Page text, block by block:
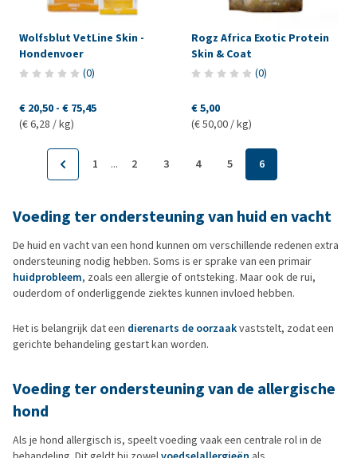
Wolfsblut VetLine Skin -
Hondenvoer
(0)
€ 20,50 - € 75,45
(€ 6,28 / kg)
Rogz Africa Exotic Protein
Skin & Coat
(0)
€ 5,00
(€ 50,00 / kg)
1 ... 2 3 4 5 6
Voeding ter ondersteuning van huid en vacht
De huid en vacht van een hond kunnen om verschillende redenen extra
ondersteuning nodig hebben. Soms is er sprake van een primair
huidprobleem, zoals een allergie of ontsteking. Maar ook de rui,
ouderdom of onderliggende ziektes kunnen invloed hebben.
Het is belangrijk dat een dierenarts de oorzaakvaststelt, zodat een
gerichte behandeling gestart kan worden.
Voeding ter ondersteuning van de allergische
hond
Als je hond allergisch is, speelt voeding vaak een centrale rol in de